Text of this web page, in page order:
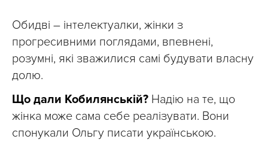
Обидві – інтелектуалки, жінки з
прогресивними поглядами, впевнені,
розумні, які зважилися самі будувати власну
долю.
Що дали Кобилянській? Надію на те, що
жінка може сама себе реалізувати. Вони
спонукали Ольгу писати українською.